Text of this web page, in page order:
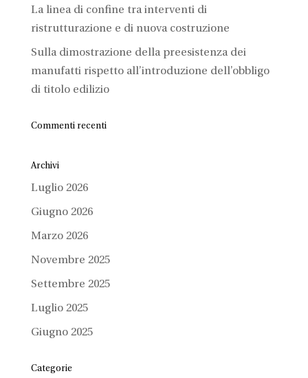
La linea di confine tra interventi di
ristrutturazione e di nuova costruzione
Sulla dimostrazione della preesistenza dei
manufatti rispetto all’introduzione dell’obbligo
di titolo edilizio
Commenti recenti
Archivi
Luglio 2026
Giugno 2026
Marzo 2026
Novembre 2025
Settembre 2025
Luglio 2025
Giugno 2025
Categorie